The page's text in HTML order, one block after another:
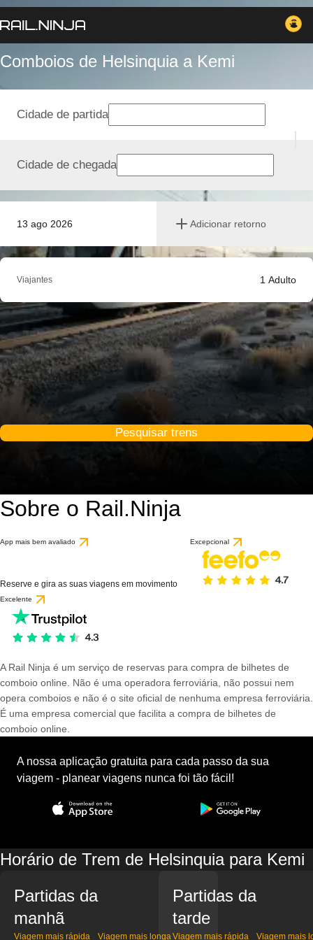
Comboios de Helsinquia a Kemi
13 ago 2026 Adicionar retorno
Cidade de partida
Cidade de chegada
Viajantes 1 Adulto
Pesquisar trens
Sobre o Rail.Ninja
App mais bem avaliado
Reserve e gira as suas viagens em movimento
Excepcional
Excelente
A Rail Ninja é um serviço de reservas para compra de bilhetes de
comboio online. Não é uma operadora ferroviária, não possui nem
opera comboios e não é o site oficial de nenhuma empresa ferroviária.
É uma empresa comercial que facilita a compra de bilhetes de
comboio online.
A nossa aplicação gratuita para cada passo da sua
viagem - planear viagens nunca foi tão fácil!
Horário de Trem de Helsinquia para Kemi
Partidas da
manhã
Viagem mais rápida Viagem mais longa
Partidas da
tarde
Viagem mais rápida Viagem mais